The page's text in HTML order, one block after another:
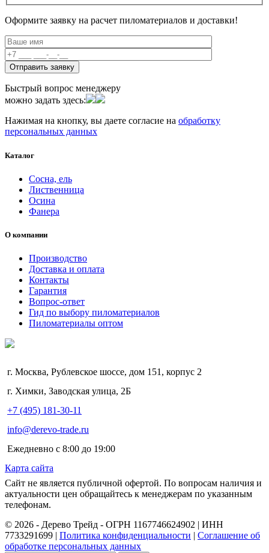
Оформите заявку на расчет пиломатериалов и доставки!
Быстрый вопрос менеджеру
можно задать здесь:
Нажимая на кнопку, вы даете согласие на обработку
персональных данных
Каталог
Сосна, ель
Лиственница
Осина
Фанера
О компании
Производство
Доставка и оплата
Контакты
Гарантия
Вопрос-ответ
Гид по выбору пиломатериалов
Пиломатериалы оптом
г. Москва, Рублевское шоссе, дом 151, корпус 2
г. Химки, Заводская улица, 2Б
+7 (495) 181-30-11
info@derevo-trade.ru
Ежедневно с 8:00 до 19:00
Карта сайта
Сайт не является публичной офертой. По вопросам наличия и
актуальности цен обращайтесь к менеджерам по указанным
телефонам.
©️ 2026 - Дерево Трейд - ОГРН 1167746624902 | ИНН
7733291699 | Политика конфиденциальности | Соглашение об
обработке персональных данных